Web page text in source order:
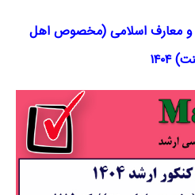
و معارف اسلامی (مخصوص اهل
۱۴۰۴